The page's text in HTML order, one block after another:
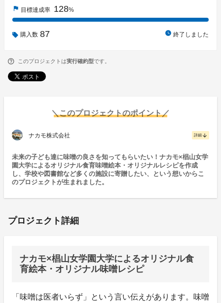
flag 目標達成率 128%
購入数 87 watch_later 終了しました
このプロジェクトは実行確約型です。
＼このプロジェクトのポイント／
ナカモ株式会社 詳細 arrow_downward
未来の子ども達に味噌の良さを知ってもらいたい！ナカモ×椙山女学
園大学によるオリジナル食育味噌絵本・オリジナルレシピを作成
し、学校や図書館など多くの施設に寄贈したい、という想いからこ
のプロジェクトが生まれました。
プロジェクト詳細
ナカモ×椙山女学園大学によるオリジナル食
育絵本・オリジナル味噌レシピ
「味噌は医者いらず」という言い伝えがあります。味噌